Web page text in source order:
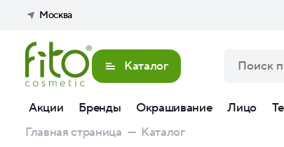
Москва
Каталог
Акции Бренды Окрашивание Лицо
Главная страница — Каталог